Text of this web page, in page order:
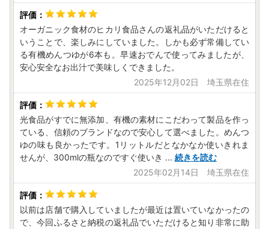
オーガニック食材のヒカリ食品さんの返礼品がいただけると
いうことで、楽しみにしていました。しかも必ず常備してい
る有機めんつゆが6本も。早速おでんで使ってみましたが、
安心安全なお出汁で美味しくできました。
2025年12月02日 埼玉県在住
光食品がすでに無添加、有機の素材にこだわって製品を作っ
ている、信頼のブランドなので安心して選べました。めんつ
ゆの味も良かったです。1リットルだとなかなか使いきれま
せんが、300mlの瓶なのですぐ使いき ... 続きを読む
2025年02月14日 埼玉県在住
以前は店舗で購入していましたが最近は置いていなかったの
で、今回ふるさと納税の返礼品でいただけると知り非常に助